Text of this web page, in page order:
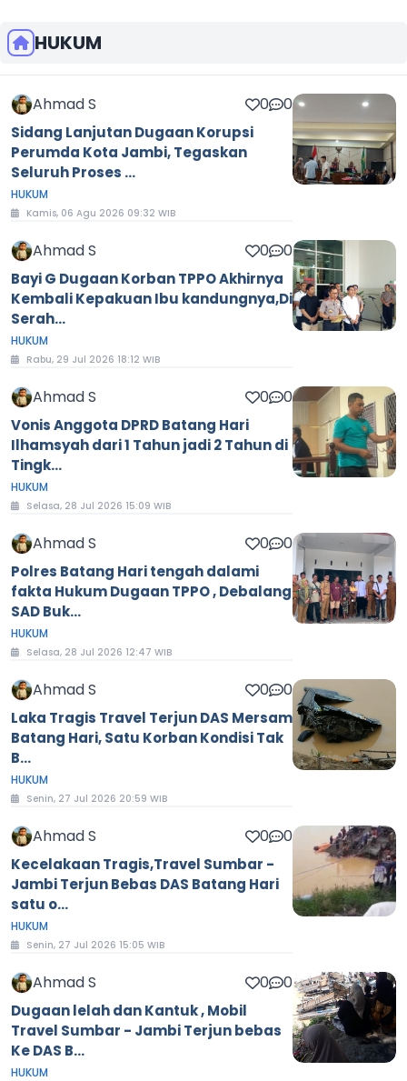
HUKUM
Ahmad S 0 0
Sidang Lanjutan Dugaan Korupsi
Perumda Kota Jambi, Tegaskan
Seluruh Proses ...
HUKUM
Kamis, 06 Agu 2026 09:32 WIB
Ahmad S 0 0
Bayi G Dugaan Korban TPPO Akhirnya
Kembali Kepakuan Ibu kandungnya,Di
Serah...
HUKUM
Rabu, 29 Jul 2026 18:12 WIB
Ahmad S 0 0
Vonis Anggota DPRD Batang Hari
Ilhamsyah dari 1 Tahun jadi 2 Tahun di
Tingk...
HUKUM
Selasa, 28 Jul 2026 15:09 WIB
Ahmad S 0 0
Polres Batang Hari tengah dalami
fakta Hukum Dugaan TPPO , Debalang
SAD Buk...
HUKUM
Selasa, 28 Jul 2026 12:47 WIB
Ahmad S 0 0
Laka Tragis Travel Terjun DAS Mersam
Batang Hari, Satu Korban Kondisi Tak
B...
HUKUM
Senin, 27 Jul 2026 20:59 WIB
Ahmad S 0 0
Kecelakaan Tragis,Travel Sumbar -
Jambi Terjun Bebas DAS Batang Hari
satu o...
HUKUM
Senin, 27 Jul 2026 15:05 WIB
Ahmad S 0 0
Dugaan lelah dan Kantuk , Mobil
Travel Sumbar - Jambi Terjun bebas
Ke DAS B...
HUKUM